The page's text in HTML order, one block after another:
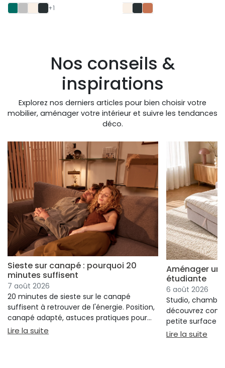
+1
Nos conseils &
inspirations
Explorez nos derniers articles pour bien choisir votre
mobilier, aménager votre intérieur et suivre les tendances
déco.
Sieste sur canapé : pourquoi 20
minutes suffisent
7 août 2026
20 minutes de sieste sur le canapé
suffisent à retrouver de l'énergie. Position,
canapé adapté, astuces pratiques pour
bien s'installer.
Lire la suite : Sieste sur canapé : pourquoi 20 minutes
Aménager un
étudiante
6 août 2026
Studio,
découvrez
petite surface à
confort ni
Lire la suite